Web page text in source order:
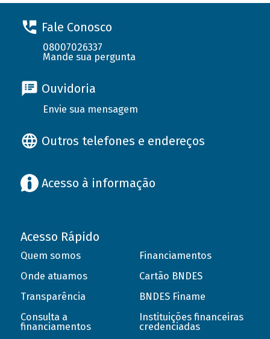
Fale Conosco
08007026337
Mande sua pergunta
Ouvidoria
Envie sua mensagem
Outros telefones e endereços
Acesso à informação
Acesso Rápido
Quem somos
Onde atuamos
Transparência
Consulta a
financiamentos
Financiamentos
Cartão BNDES
BNDES Finame
Instituições financeiras
credenciadas